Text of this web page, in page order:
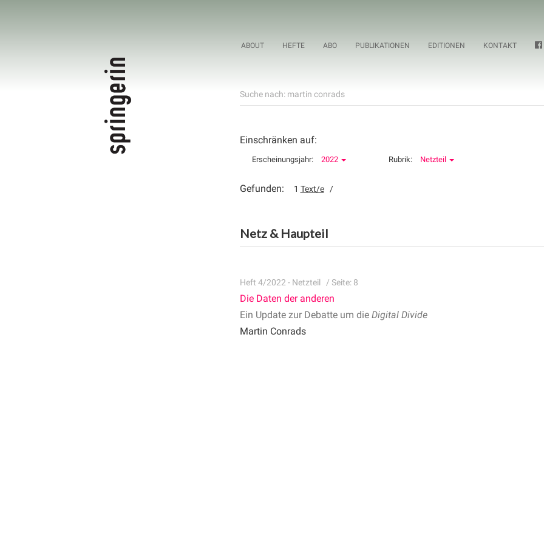
ABOUT HEFTE ABO PUBLIKATIONEN EDITIONEN KONTAKT
Suche nach: martin conrads
Einschränken auf:
Erscheinungsjahr: 2022 Rubrik: Netzteil
Gefunden: 1 Text/e/
Netz & Haupteil
Heft 4/2022 - Netzteil / Seite: 8
Die Daten der anderen
Ein Update zur Debatte um die Digital Divide
Martin Conrads